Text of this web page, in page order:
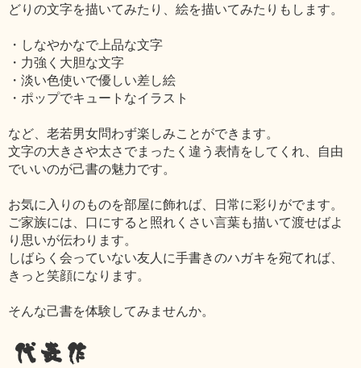
どりの文字を描いてみたり、絵を描いてみたりもします。
・しなやかなで上品な文字
・力強く大胆な文字
・淡い色使いで優しい差し絵
・ポップでキュートなイラスト
など、老若男女問わず楽しみことができます。
文字の大きさや太さでまったく違う表情をしてくれ、自由
でいいのが己書の魅力です。
お気に入りのものを部屋に飾れば、日常に彩りがでます。
ご家族には、口にすると照れくさい言葉も描いて渡せばよ
り思いが伝わります。
しばらく会っていない友人に手書きのハガキを宛てれば、
きっと笑顔になります。
そんな己書を体験してみませんか。
代表作